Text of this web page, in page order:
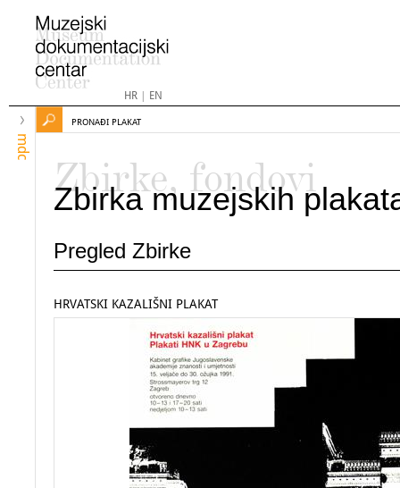
HR| EN
mdc
PRONAĐI PLAKAT
Zbirke, fondovi
Zbirka muzejskih
Pregled Zbirke
HRVATSKI KAZALIŠNI PLAKAT